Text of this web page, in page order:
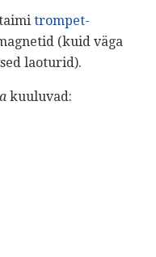
trompet-
(kuid väga
laoturid).
kuuluvad: